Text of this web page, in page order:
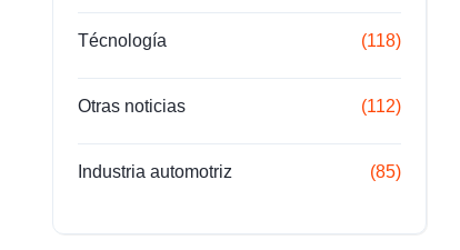
Técnología (118)
Otras noticias (112)
Industria automotriz (85)